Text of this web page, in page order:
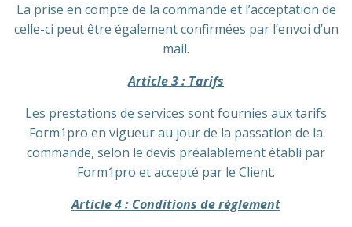
La prise en compte de la commande et l’acceptation de
celle-ci peut être également confirmées par l’envoi d’un
mail.
Article 3 : Tarifs
Les prestations de services sont fournies aux tarifs
Form1pro en vigueur au jour de la passation de la
commande, selon le devis préalablement établi par
Form1pro et accepté par le Client.
Article 4 : Conditions de règlement